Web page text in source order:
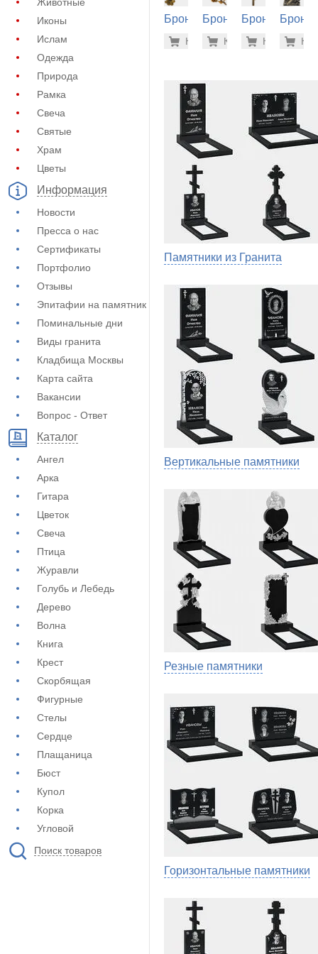
Иконы
Ислам
Одежда
Природа
Рамка
Свеча
Святые
Храм
Цветы
Информация
Новости
Пресса о нас
Сертификаты
Портфолио
Отзывы
Эпитафии на памятник
Поминальные дни
Виды гранита
Кладбища Москвы
Карта сайта
Вакансии
Вопрос - Ответ
Каталог
Ангел
Арка
Гитара
Цветок
Свеча
Птица
Журавли
Голубь и Лебедь
Дерево
Волна
Книга
Крест
Скорбящая
Фигурные
Стелы
Сердце
Плащаница
Бюст
Купол
Корка
Угловой
Поиск товаров
Бронза
памятник
-7% 13.700
Купить
Бронза
памятник
-7%
Купить
Бронза
памятник
-
Купить
Бронза
Памятники из Гранита
Вертикальные памятники
Резные памятники
Горизонтальные памятники